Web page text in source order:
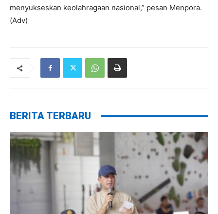
menyukseskan keolahragaan nasional,” pesan Menpora.
(Adv)
BERITA TERBARU